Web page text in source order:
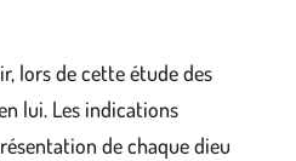
lors de cette étude des
lui. Les indications
de chaque dieu